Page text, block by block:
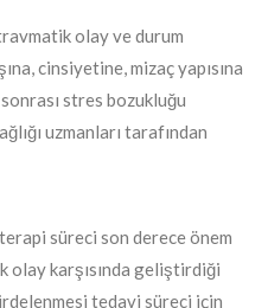
olay ve durum
cinsiyetine, mizaç yapısına
stres bozukluğu
uzmanları tarafından
süreci son derece önem
olay karşısında geliştirdiği
tedavi süreci için